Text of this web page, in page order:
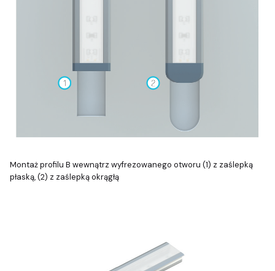
Montaż profilu B wewnątrz wyfrezowanego otworu (1) z zaślepką
płaską, (2) z zaślepką okrągłą